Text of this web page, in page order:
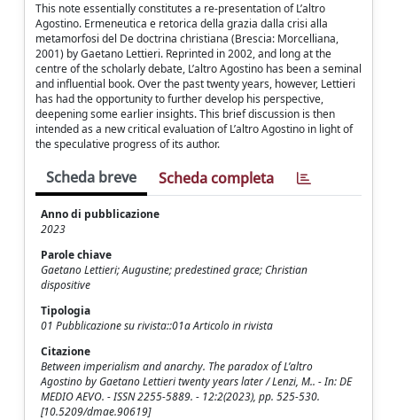
This note essentially constitutes a re-presentation of L’altro
Agostino. Ermeneutica e retorica della grazia dalla crisi alla
metamorfosi del De doctrina christiana (Brescia: Morcelliana,
2001) by Gaetano Lettieri. Reprinted in 2002, and long at the
centre of the scholarly debate, L’altro Agostino has been a seminal
and influential book. Over the past twenty years, however, Lettieri
has had the opportunity to further develop his perspective,
deepening some earlier insights. This brief discussion is then
intended as a new critical evaluation of L’altro Agostino in light of
the speculative progress of its author.
Scheda breve Scheda completa
Anno di pubblicazione
2023
Parole chiave
Gaetano Lettieri; Augustine; predestined grace; Christian
dispositive
Tipologia
01 Pubblicazione su rivista::01a Articolo in rivista
Citazione
Between imperialism and anarchy. The paradox of L’altro
Agostino by Gaetano Lettieri twenty years later / Lenzi, M.. - In: DE
MEDIO AEVO. - ISSN 2255-5889. - 12:2(2023), pp. 525-530.
[10.5209/dmae.90619]